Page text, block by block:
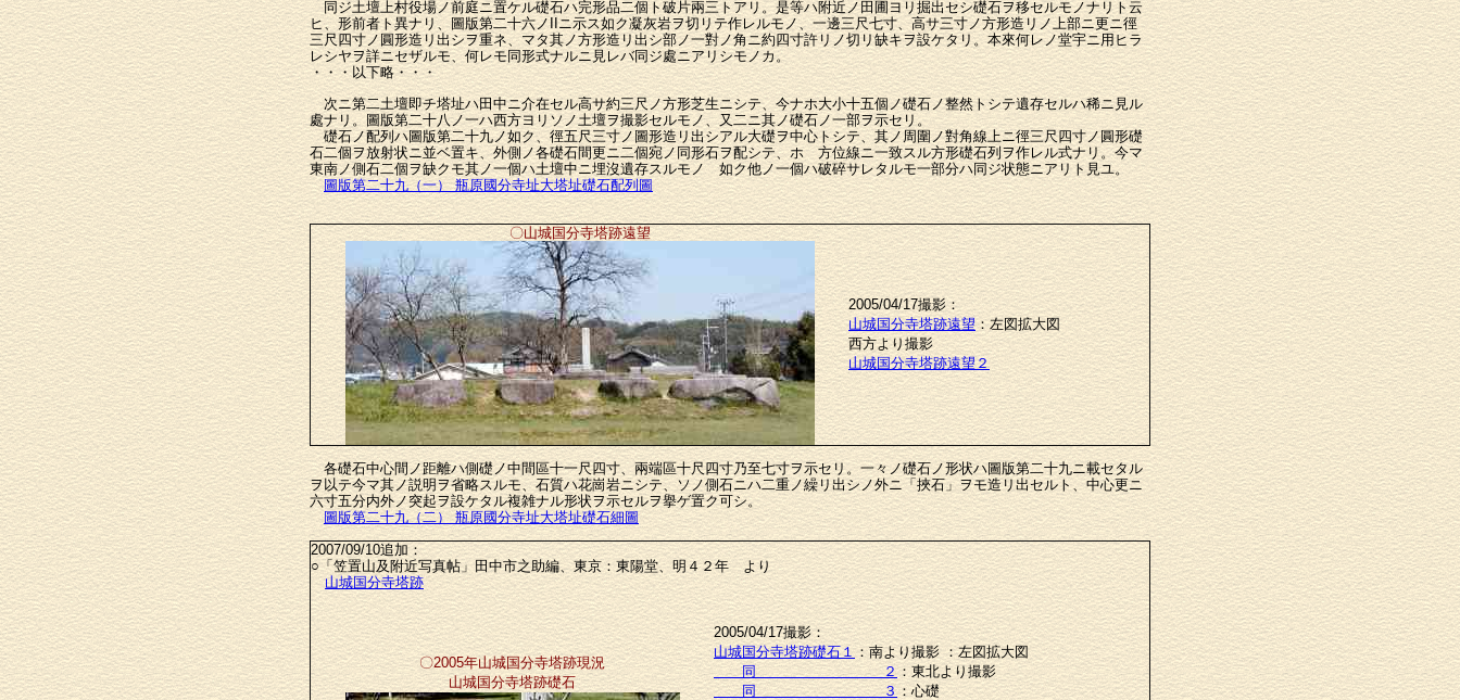
同ジ土壇上村役場ノ前庭ニ置ケル礎石ハ完形品二個ト破片兩三トアリ。是等ハ附近ノ田圃ヨリ掘出セシ礎石ヲ移セルモノナリト云
ヒ、形前者ト異ナリ、圖版第二十六ノIIニ示ス如ク凝灰岩ヲ切リテ作レルモノ、一邊三尺七寸、高サ三寸ノ方形造リノ上部ニ更ニ徑
三尺四寸ノ圓形造リ出シヲ重ネ、マタ其ノ方形造リ出シ部ノ一對ノ角ニ約四寸許リノ切リ缺キヲ設ケタリ。本來何レノ堂宇ニ用ヒラ
レシヤヲ詳ニセザルモ、何レモ同形式ナルニ見レバ同ジ處ニアリシモノカ。
・・・以下略・・・
次ニ第二土壇即チ塔址ハ田中ニ介在セル高サ約三尺ノ方形芝生ニシテ、今ナホ大小十五個ノ礎石ノ整然トシテ遺存セルハ稀ニ見ル
處ナリ。圖版第二十八ノ一ハ西方ヨリソノ土壇ヲ撮影セルモノ、又二ニ其ノ礎石ノ一部ヲ示セリ。
礎石ノ配列ハ圖版第二十九ノ如ク、徑五尺三寸ノ圖形造リ出シアル大礎ヲ中心トシテ、其ノ周圍ノ對角線上ニ徑三尺四寸ノ圓形礎
石二個ヲ放射状ニ並ベ置キ、外側ノ各礎石間更ニ二個宛ノ同形石ヲ配シテ、ホゞ方位線ニ一致スル方形礎石列ヲ作レル式ナリ。今マ
東南ノ側石二個ヲ缺クモ其ノ一個ハ土壇中ニ埋沒遺存スルモノゝ如ク他ノ一個ハ破碎サレタルモ一部分ハ同ジ状態ニアリト見ユ。
圖版第二十九（一） 瓶原國分寺址大塔址礎石配列圖
〇山城国分寺塔跡遠望
2005/04/17撮影：
山城国分寺塔跡遠望：左図拡大図
西方より撮影
山城国分寺塔跡遠望２
各礎石中心間ノ距離ハ側礎ノ中間區十一尺四寸、兩端區十尺四寸乃至七寸ヲ示セリ。一々ノ礎石ノ形状ハ圖版第二十九ニ載セタル
ヲ以テ今マ其ノ説明ヲ省略スルモ、石質ハ花崗岩ニシテ、ソノ側石ニハ二重ノ繰リ出シノ外ニ「挾石」ヲモ造リ出セルト、中心更ニ
六寸五分内外ノ突起ヲ設ケタル複雑ナル形状ヲ示セルヲ擧ゲ置ク可シ。
圖版第二十九（二） 瓶原國分寺址大塔址礎石細圖
2007/09/10追加：
○「笠置山及附近写真帖」田中市之助編、東京：東陽堂、明４２年 より
山城国分寺塔跡
〇2005年山城国分寺塔跡現況
山城国分寺塔跡礎石
2005/04/17撮影：
山城国分寺塔跡礎石１：南より撮影 ：左図拡大図
同 ２：東北より撮影
同 ３：心礎